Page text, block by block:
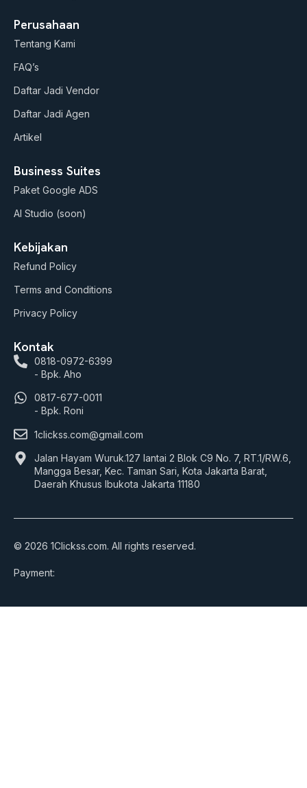
u
t
u
b
e
s
t
a
a
c
e
b
k
Perusahaan
Tentang Kami
FAQ’s
Daftar Jadi Vendor
Daftar Jadi Agen
Artikel
Business Suites
Paket Google ADS
AI Studio (soon)
Kebijakan
Refund Policy
Terms and Conditions
Privacy Policy
Kontak
0818-0972-6399
- Bpk. Aho
0817-677-0011
- Bpk. Roni
1clickss.com@gmail.com
Jalan Hayam Wuruk.127 lantai 2 Blok C9 No. 7, RT.1/RW.6,
Mangga Besar, Kec. Taman Sari, Kota Jakarta Barat,
Daerah Khusus Ibukota Jakarta 11180
© 2026 1Clickss.com. All rights reserved.
Payment: